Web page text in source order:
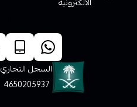
السجل التجاري
4650205937